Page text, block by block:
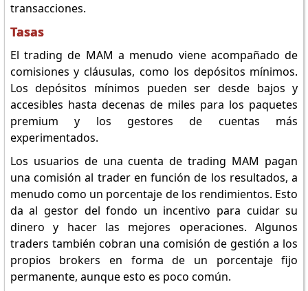
transacciones.
Tasas
El trading de MAM a menudo viene acompañado de
comisiones y cláusulas, como los depósitos mínimos.
Los depósitos mínimos pueden ser desde bajos y
accesibles hasta decenas de miles para los paquetes
premium y los gestores de cuentas más
experimentados.
Los usuarios de una cuenta de trading MAM pagan
una comisión al trader en función de los resultados, a
menudo como un porcentaje de los rendimientos. Esto
da al gestor del fondo un incentivo para cuidar su
dinero y hacer las mejores operaciones. Algunos
traders también cobran una comisión de gestión a los
propios brokers en forma de un porcentaje fijo
permanente, aunque esto es poco común.